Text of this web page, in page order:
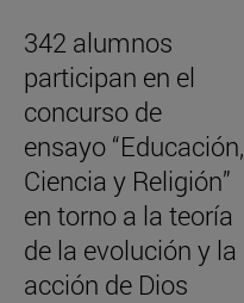
342 alumnos
participan en el
concurso de
ensayo “Educación,
Ciencia y Religión”
en torno a la teoría
de la evolución y la
acción de Dios